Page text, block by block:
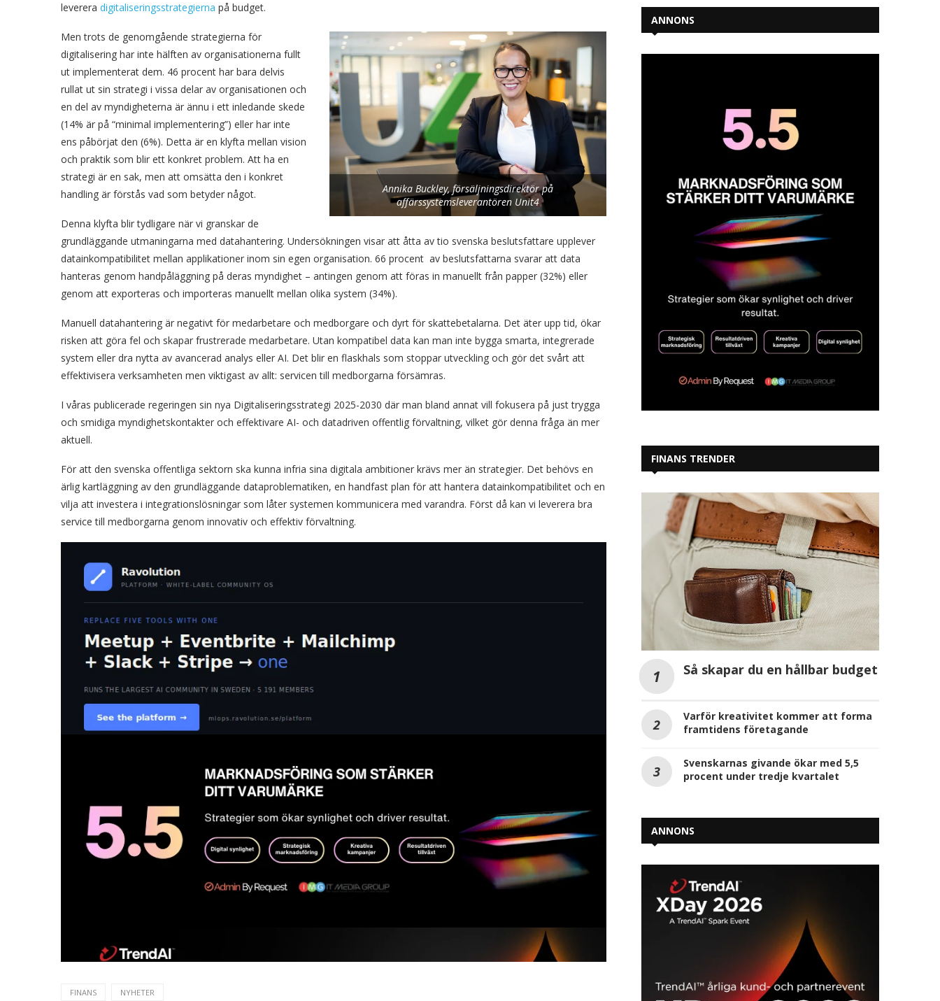
leverera digitaliseringsstrategierna på budget.
Annika Buckley, försäljningsdirektör på
affärssystemsleverantören Unit4
Men trots de genomgående strategierna för
digitalisering har inte hälften av organisationerna fullt
ut implementerat dem. 46 procent har bara delvis
rullat ut sin strategi i vissa delar av organisationen och
en del av myndigheterna är ännu i ett inledande skede
(14% är på “minimal implementering”) eller har inte
ens påbörjat den (6%). Detta är en klyfta mellan vision
och praktik som blir ett konkret problem. Att ha en
strategi är en sak, men att omsätta den i konkret
handling är förstås vad som betyder något.
Denna klyfta blir tydligare när vi granskar de
grundläggande utmaningarna med datahantering. Undersökningen visar att åtta av tio svenska beslutsfattare upplever
datainkompatibilitet mellan applikationer inom sin egen organisation. 66 procent av beslutsfattarna svarar att data
hanteras genom handpåläggning på deras myndighet – antingen genom att föras in manuellt från papper (32%) eller
genom att exporteras och importeras manuellt mellan olika system (34%).
Manuell datahantering är negativt för medarbetare och medborgare och dyrt för skattebetalarna. Det äter upp tid, ökar
risken att göra fel och skapar frustrerade medarbetare. Utan kompatibel data kan man inte bygga smarta, integrerade
system eller dra nytta av avancerad analys eller AI. Det blir en flaskhals som stoppar utveckling och gör det svårt att
effektivisera verksamheten men viktigast av allt: servicen till medborgarna försämras.
I våras publicerade regeringen sin nya Digitaliseringsstrategi 2025-2030 där man bland annat vill fokusera på just trygga
och smidiga myndighetskontakter och effektivare AI- och datadriven offentlig förvaltning, vilket gör denna fråga än mer
aktuell.
För att den svenska offentliga sektorn ska kunna infria sina digitala ambitioner krävs mer än strategier. Det behövs en
ärlig kartläggning av den grundläggande dataproblematiken, en handfast plan för att hantera datainkompatibilitet och en
vilja att investera i integrationslösningar som låter systemen kommunicera med varandra. Först då kan vi leverera bra
service till medborgarna genom innovativ och effektiv förvaltning.
FINANS NYHETER
ANNONS
FINANS TRENDER
Så skapar du en hållbar budget
Varför kreativitet kommer att forma
framtidens företagande
Svenskarnas givande ökar med 5,5
procent under tredje kvartalet
ANNONS